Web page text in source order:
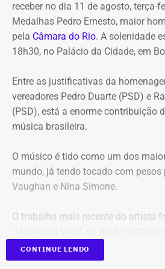
Entre os principais pontos
estão:
Mudança brusca na estratégia de
20% logo na primeira reunião da
desrespeitando os estudos
consultoria financeira contratada,
o investimento de longo prazo.
previdenciários por 10 anos em
possuía rating B+ (grau
inadimplência), violando princípios
Alteração regimental retroativa: a
exigência de que instituições
recursos tivessem rating mínimo A.
receber no dia 11 de agosto, terça-
Medalhas Pedro Ernesto, maior
pela Câmara do Rio. A solenidade
18h30, no Palácio da Cidade, em
Entre as justificativas da
vereadores Pedro Duarte (PSD) e
(PSD), está a enorme contribuição
música brasileira.
O músico é tido como um dos
mundo, já tendo tocado com pesos
Vaughan e Nina Simone.
O trabalho mais recente do artista
diversas unidades pelo Sesc na
CONTINUE LENDO